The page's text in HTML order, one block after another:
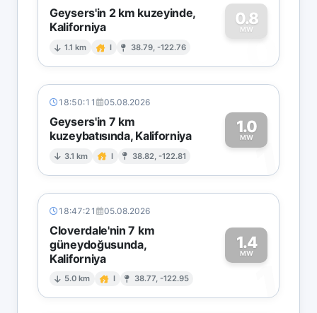
Geysers'in 2 km kuzeyinde,
Kaliforniya
1.1 km I 38.79, -122.76
0.8
MW
0
18:50:11 05.08.2026
Geysers'in 7 km
kuzeybatısında, Kaliforniya
3.1 km I 38.82, -122.81
1.0
MW1
18:47:21 05.08.2026
Cloverdale'nin 7 km
güneydoğusunda,
Kaliforniya
5.0 km I 38.77, -122.95
1.4
MW
1